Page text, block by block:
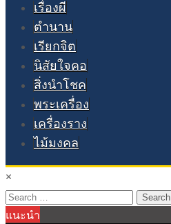
เรื่องผี
ตำนาน
เรียกจิต
นิสัยใจคอ
สิ่งนำโชค
พระเครื่อง
เครื่องราง
ไม้มงคล
×
Search
for:
แนะนำ